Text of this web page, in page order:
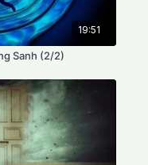
19:51
Sanh (2/2)